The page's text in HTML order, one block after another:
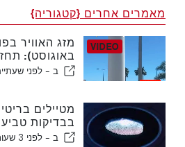
מאמרים אחרים {קטגוריה}
באוגוסט):
ולמה לצפות
ב - לפני
מטיילים
בבדיקות
של האיחוד
ב - לפני 3 שעות